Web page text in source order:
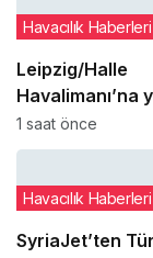
Leipzig/Halle
Havalimanı’na
DHL uçağı
cisimle çarpıştı
Havacılık Haberleri
1 saat önce
SyriaJet’ten
Havacılık Haberleri